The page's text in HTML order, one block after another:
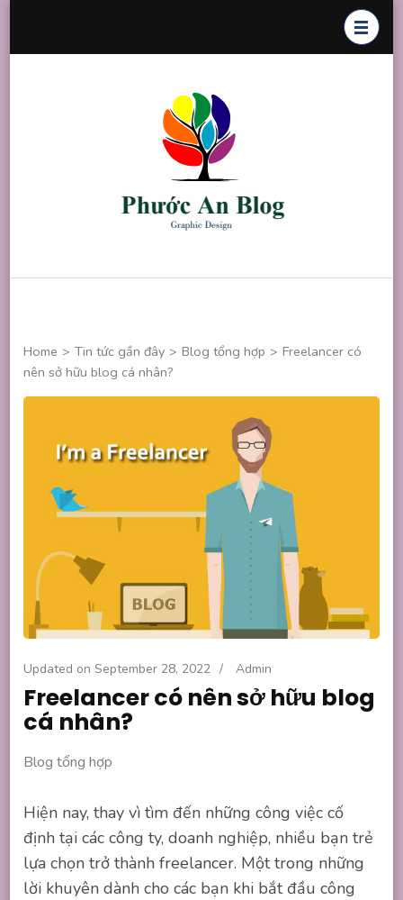
Home > Tin tức gần đây > Blog tổng hợp > Freelancer có
nên sở hữu blog cá nhân?
Updated onSeptember 28, 2022 / Admin
Freelancer có nên sở hữu blog
cá nhân?
Blog tổng hợp
Hiện nay, thay vì tìm đến những công việc cố
định tại các công ty, doanh nghiệp, nhiều bạn trẻ
lựa chọn trở thành freelancer. Một trong những
lời khuyên dành cho các bạn khi bắt đầu công